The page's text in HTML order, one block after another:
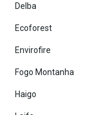
Delba
Ecoforest
Envirofire
Fogo Montanha
Haigo